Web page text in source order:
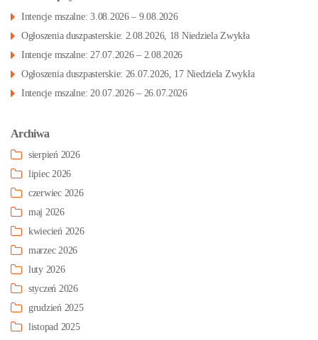
Intencje mszalne: 3.08.2026 – 9.08.2026
Ogłoszenia duszpasterskie: 2.08.2026, 18 Niedziela Zwykła
Intencje mszalne: 27.07.2026 – 2.08.2026
Ogłoszenia duszpasterskie: 26.07.2026, 17 Niedziela Zwykła
Intencje mszalne: 20.07.2026 – 26.07.2026
Archiwa
sierpień 2026
lipiec 2026
czerwiec 2026
maj 2026
kwiecień 2026
marzec 2026
luty 2026
styczeń 2026
grudzień 2025
listopad 2025